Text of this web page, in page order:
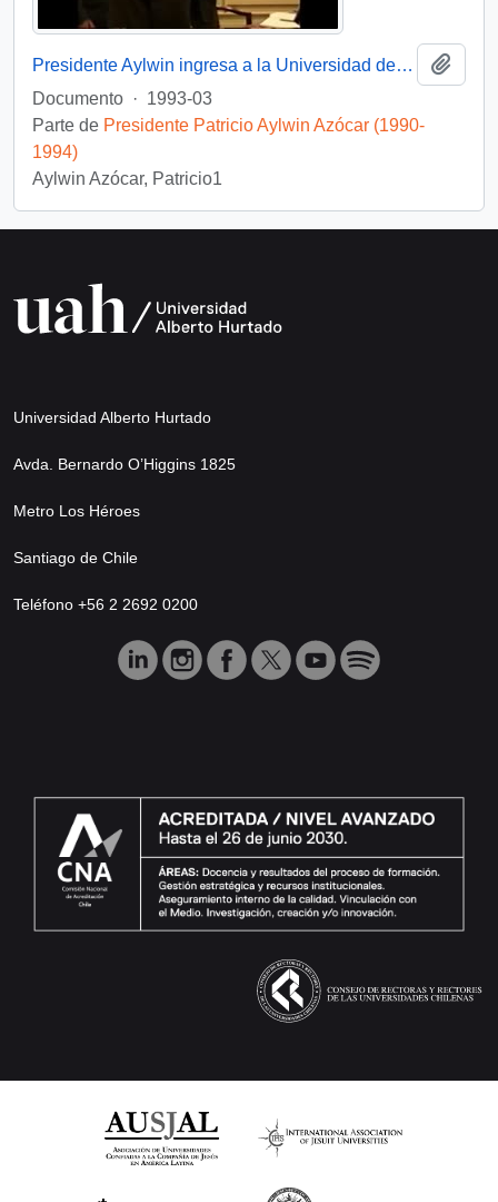
Presidente Aylwin ingresa a la Universidad de Concepción: video
Documento · 1993-03
Parte de Presidente Patricio Aylwin Azócar (1990-
1994)
Aylwin Azócar, Patricio1
Universidad Alberto Hurtado
Avda. Bernardo O’Higgins 1825
Metro Los Héroes
Santiago de Chile
Teléfono +56 2 2692 0200